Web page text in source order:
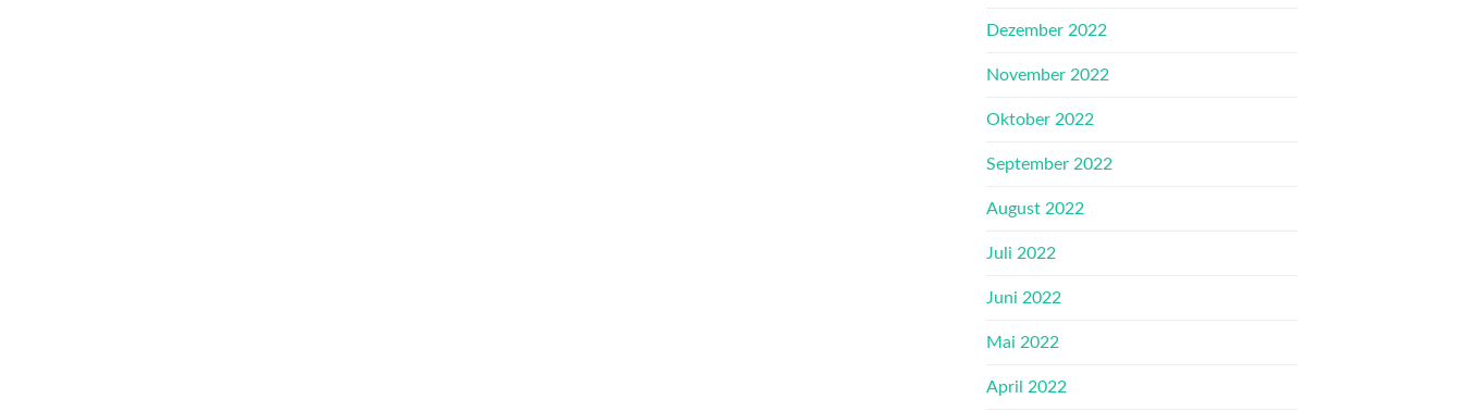
Dezember 2022
November 2022
Oktober 2022
September 2022
August 2022
Juli 2022
Juni 2022
Mai 2022
April 2022